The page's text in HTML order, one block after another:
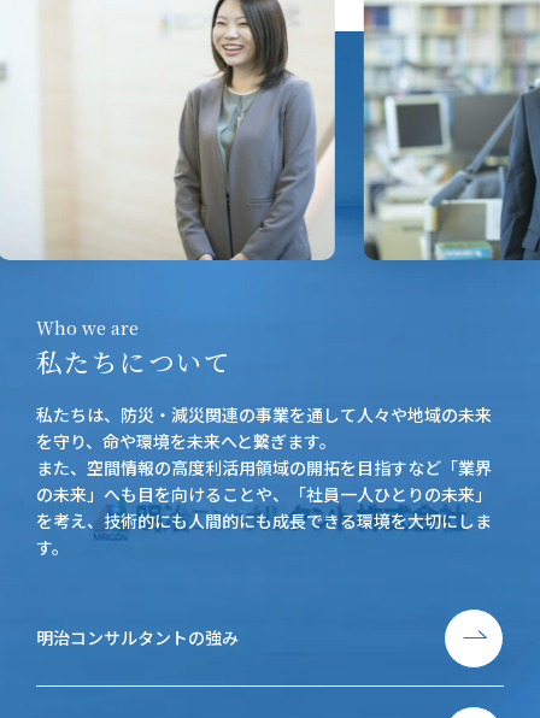
Who we are
私たちについて
私たちは、防災・減災関連の事業を通して人々や地域の未来
を守り、命や環境を未来へと繋ぎます。
また、空間情報の高度利活用領域の開拓を目指すなど「業界
の未来」へも目を向けることや、「社員一人ひとりの未来」
を考え、技術的にも人間的にも成長できる環境を大切にしま
す。
明治コンサルタントの強み